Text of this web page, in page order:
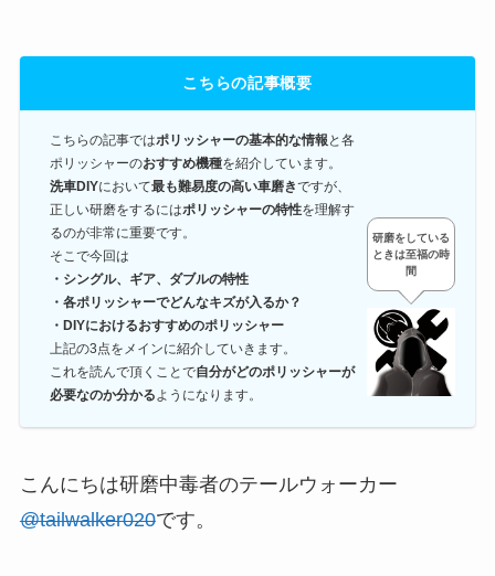
こちらの記事概要
こちらの記事ではポリッシャーの基本的な情報 と各
ポリッシャーのおすすめ機種を紹介しています。
洗車DIYにおいて最も難易度の高い車磨きですが、
正しい研磨をするにはポリッシャーの特性を理解す
るのが非常に重要です。
そこで今回は
・シングル、ギア、ダブルの特性
・各ポリッシャーでどんなキズが入るか？
・DIYにおけるおすすめのポリッシャー
上記の3点をメインに紹介していきます。
これを読んで頂くことで自分がどのポリッシャーが
必要なのか分かるようになります。
研磨をしている
ときは至福の時
間
こんにちは研磨中毒者のテールウォーカー
@tailwalker020です。